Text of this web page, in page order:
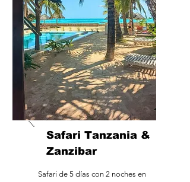
Safari Tanzania &
Zanzibar
Safari de 5 días con 2 noches en